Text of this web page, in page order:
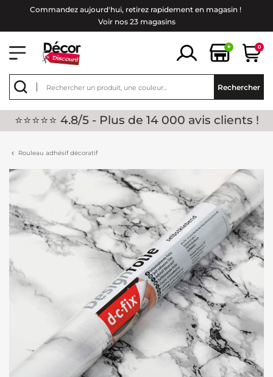
Commandez aujourd'hui, retirez rapidement en magasin !
Voir nos 23 magasins
+ 0
Rechercher
⭐⭐⭐⭐⭐ 4.8/5 - Plus de 14 000 avis clients !
Rouleau adhésif décoratif